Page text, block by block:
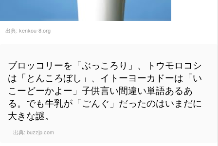
出典: kenkou-8.org
ブロッコリーを「ぶっころり」、トウモロコシ
は「とんころぼし」、イトーヨーカドーは「い
こーどーかよー」子供言い間違い単語あるあ
る。でも牛乳が「ごんぐ」だったのはいまだに
大きな謎。
出典: buzzjp.com